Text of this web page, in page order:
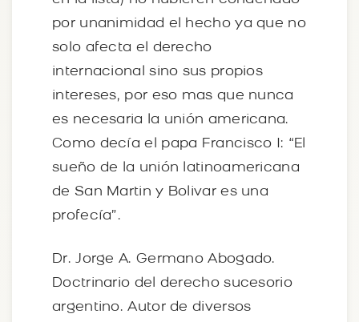
por unanimidad el hecho ya que no
solo afecta el derecho
internacional sino sus propios
intereses, por eso mas que nunca
es necesaria la unión americana.
Como decía el papa Francisco I: “El
sueño de la unión latinoamericana
de San Martin y Bolivar es una
profecía”.
Dr. Jorge A. Germano Abogado.
Doctrinario del derecho sucesorio
argentino. Autor de diversos